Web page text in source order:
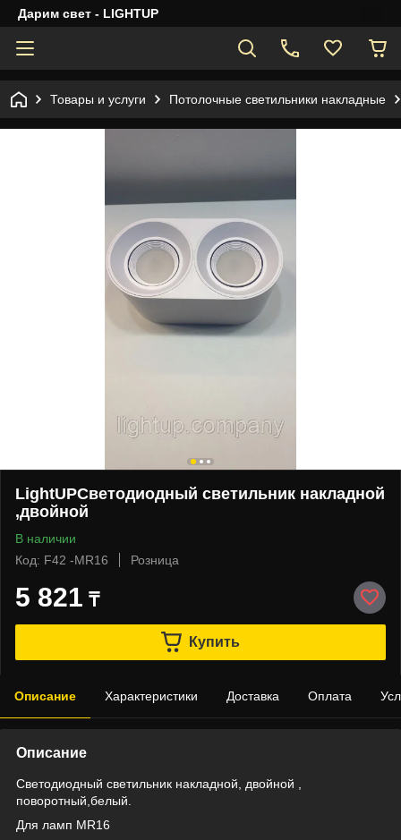
Дарим свет - LIGHTUP
Товары и услуги Потолочные светильники накладные
LightUPСветодиодный светильник накладной
,двойной
В наличии
Код: F42 -MR16
Розница
5 821 ₸
Купить
Описание Характеристики Доставка Оплата
Описание
Светодиодный светильник накладной, двойной ,
поворотный,белый.
Для ламп MR16